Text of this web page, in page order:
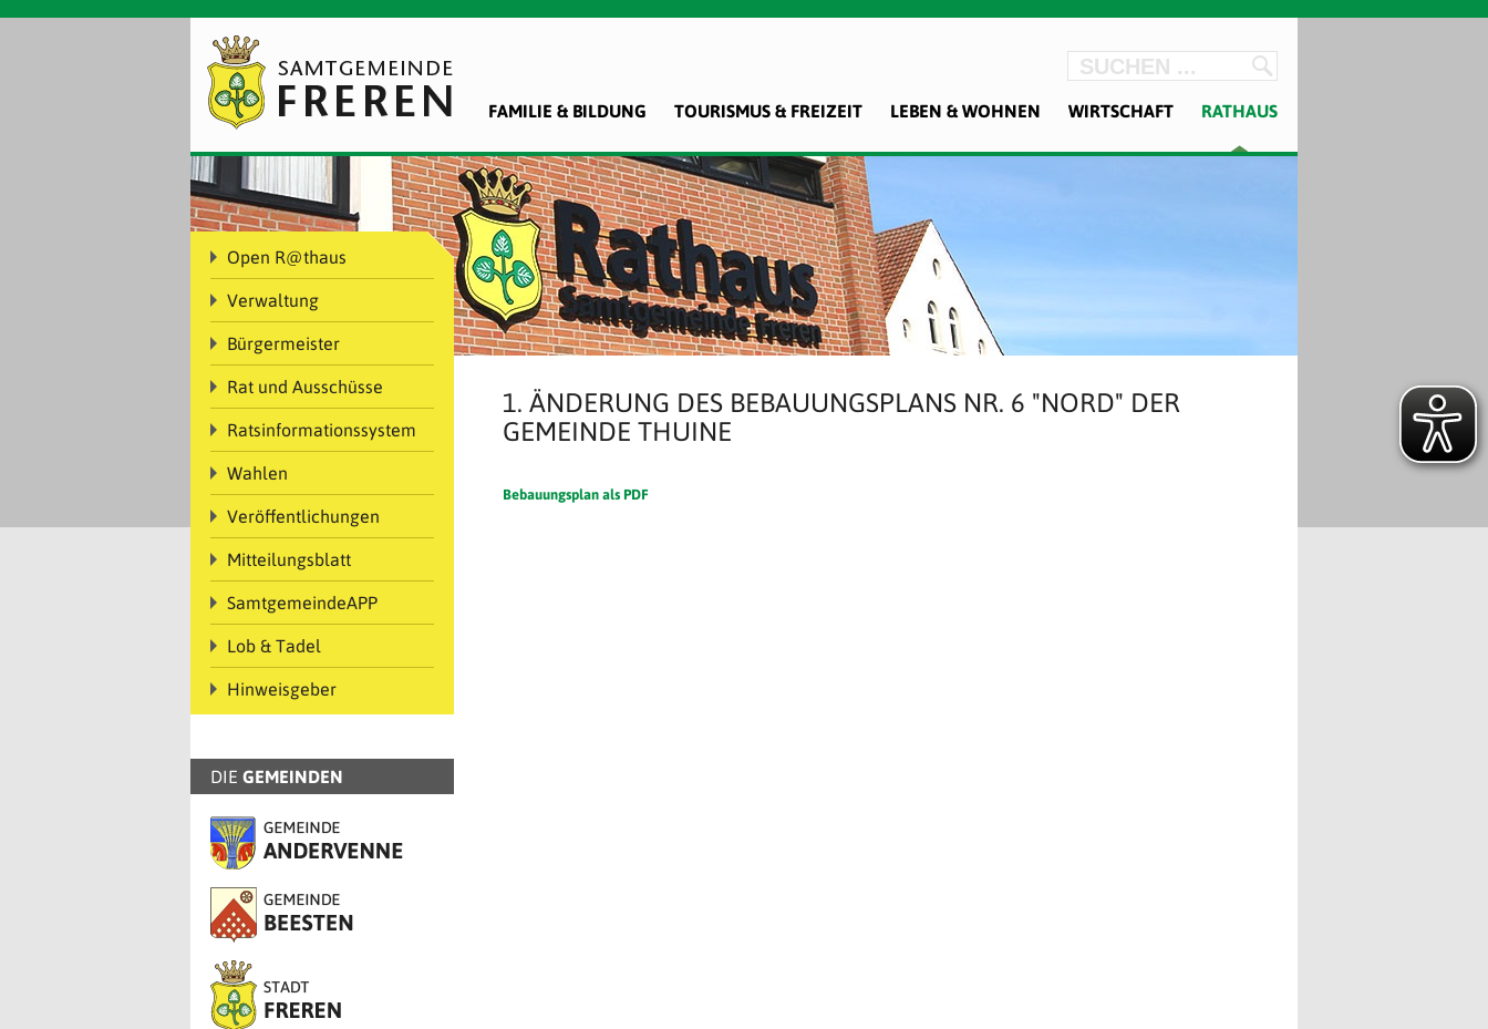
FAMILIE & BILDUNG TOURISMUS & FREIZEIT LEBEN & WOHNEN WIRTSCHAFT RATHAUS
Open R@thaus
Verwaltung
Bürgermeister
Rat und Ausschüsse
Ratsinformationssystem
Wahlen
Veröffentlichungen
Mitteilungsblatt
SamtgemeindeAPP
Lob & Tadel
Hinweisgeber
DIE GEMEINDEN
1. ÄNDERUNG DES BEBAUUNGSPLANS NR. 6 "NORD" DER
GEMEINDE THUINE
Bebauungsplan als PDF